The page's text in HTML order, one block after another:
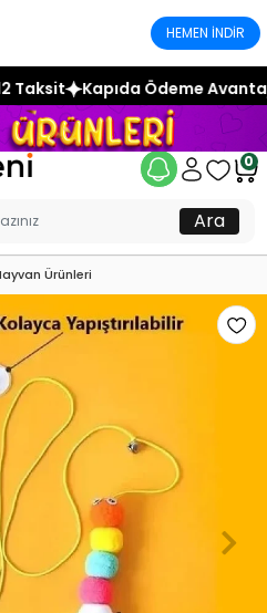
HEMEN İNDİR
Avantajı Tüm Kartlara
0
Ara
Ürünleri